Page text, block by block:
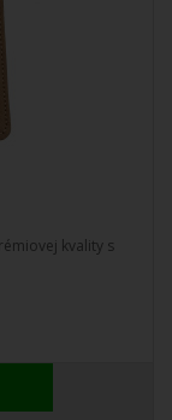
kvality s